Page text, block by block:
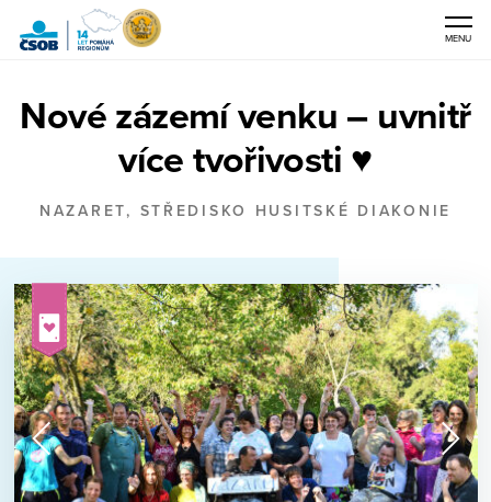
Pomáhá
MENU
Nové zázemí venku – uvnitř
více tvořivosti ♥
NAZARET, STŘEDISKO HUSITSKÉ DIAKONIE